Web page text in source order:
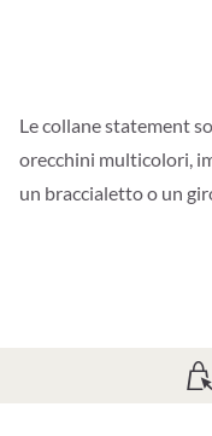
Le collane statement
orecchini multicolori,
un braccialetto o un